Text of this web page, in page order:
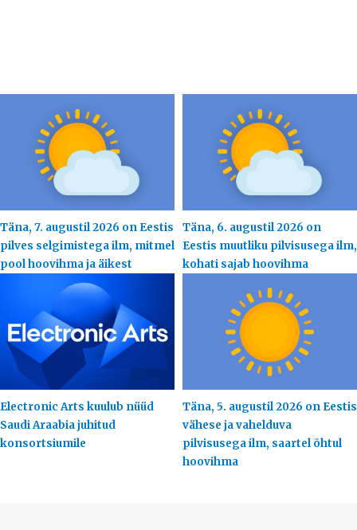
Täna, 7. augustil 2026 on Eestis
pilves selgimistega ilm, mitmel
pool hoovihma ja äikest
Täna, 6. augustil 2026 on
Eestis muutliku pilvisusega ilm,
kohati sajab hoovihma
Electronic Arts kuulub nüüd
Saudi Araabia juhitud
konsortsiumile
Täna, 5. augustil 2026 on Eestis
vähese ja vahelduva
pilvisusega ilm, saartel õhtul
hoovihma